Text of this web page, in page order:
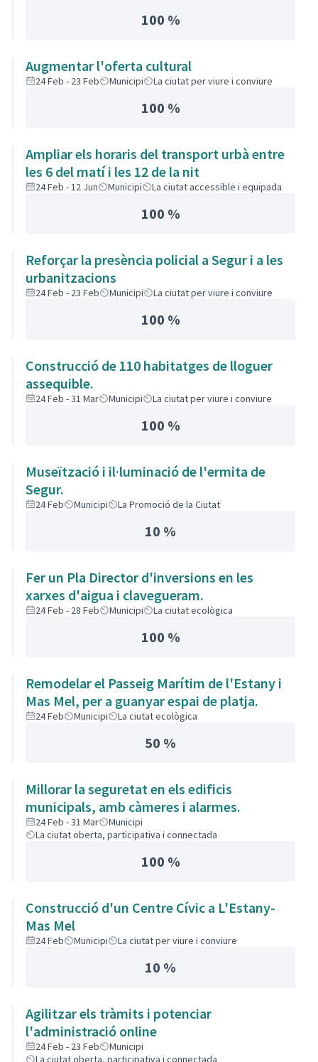
100 %
Augmentar l'oferta cultural
24 Feb - 23 Feb Municipi La ciutat per viure i conviure
100 %
Ampliar els horaris del transport urbà entre
les 6 del matí i les 12 de la nit
24 Feb - 12 Jun Municipi La ciutat accessible i equipada
100 %
Reforçar la presència policial a Segur i a les
urbanitzacions
24 Feb - 23 Feb Municipi La ciutat per viure i conviure
100 %
Construcció de 110 habitatges de lloguer
assequible.
24 Feb - 31 Mar Municipi La ciutat per viure i conviure
100 %
Museïtzació i il·luminació de l'ermita de
Segur.
24 Feb Municipi La Promoció de la Ciutat
10 %
Fer un Pla Director d'inversions en les
xarxes d'aigua i clavegueram.
24 Feb - 28 Feb Municipi La ciutat ecològica
100 %
Remodelar el Passeig Marítim de l'Estany i
Mas Mel, per a guanyar espai de platja.
24 Feb Municipi La ciutat ecològica
50 %
Millorar la seguretat en els edificis
municipals, amb càmeres i alarmes.
24 Feb - 31 Mar
Municipi
La ciutat oberta, participativa i connectada
100 %
Construcció d'un Centre Cívic a L'Estany-
Mas Mel
24 Feb Municipi La ciutat per viure i conviure
10 %
Agilitzar els tràmits i potenciar
l'administració online
24 Feb - 23 Feb
Municipi
La ciutat oberta, participativa i connectada